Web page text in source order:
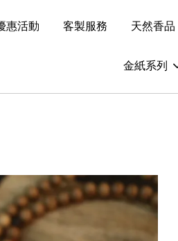
惠活動 客製服務 天然香品
金紙系列